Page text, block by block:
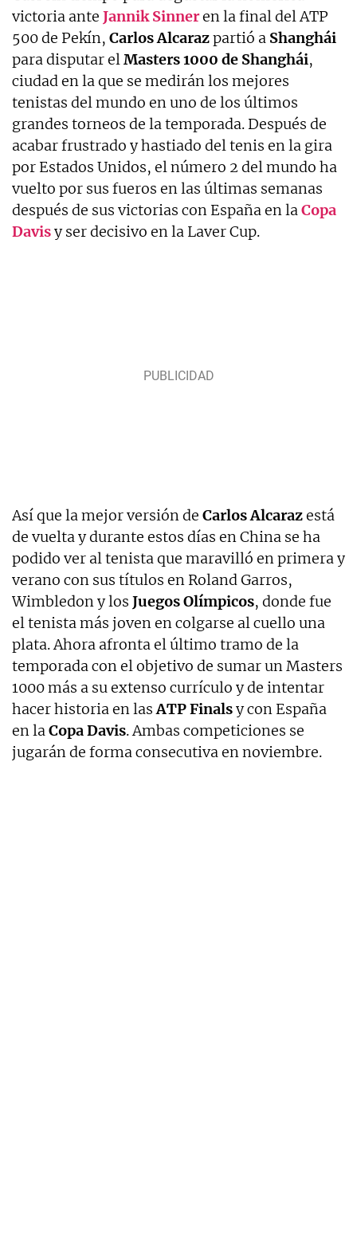
victoria ante Jannik Sinneren la final del ATP
500 de Pekín, Carlos Alcarazpartió a Shanghái
para disputar elMasters 1000 de Shanghái,
ciudad en la que se medirán los mejores
tenistas del mundo en uno de los últimos
grandes torneos de la temporada. Después de
acabar frustrado y hastiado del tenis en la gira
por Estados Unidos, el número 2 del mundo ha
vuelto por sus fueros en las últimas semanas
después de sus victorias con España en laCopa
Davisy ser decisivo en la Laver Cup.
Así que la mejor versión de Carlos Alcarazestá
de vuelta y durante estos días en China se ha
podido ver al tenista que maravilló en primera y
verano con sus títulos en Roland Garros,
Wimbledon y los Juegos Olímpicos, donde fue
el tenista más joven en colgarse al cuello una
plata. Ahora afronta el último tramo de la
temporada con el objetivo de sumar un Masters
1000 más a su extenso currículo y de intentar
hacer historia en lasATP Finalsy con España
en laCopa Davis. Ambas competiciones se
jugarán de forma consecutiva en noviembre.